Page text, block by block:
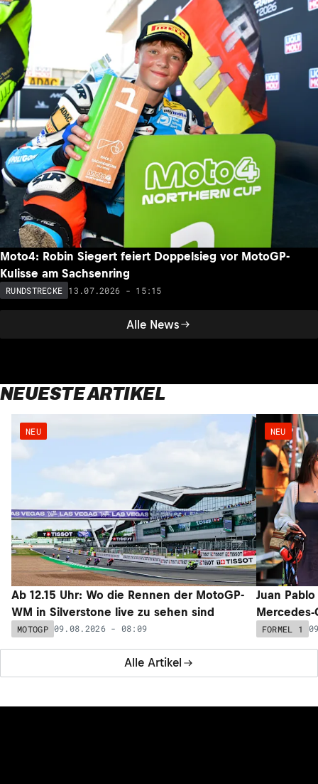
Alle News
Moto4: Robin Siegert feiert Doppelsieg vor MotoGP-
Kulisse am Sachsenring
RUNDSTRECKE 13.07.2026 - 15:15
NEUESTE ARTIKEL
Alle Artikel
NEU
Ab 12.15 Uhr: Wo die Rennen der MotoGP-
WM in Silverstone live zu sehen sind
MOTOGP 09.08.2026 - 08:09
NEU
Juan
FORMEL 1